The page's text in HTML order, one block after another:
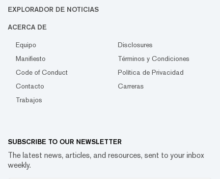
EXPLORADOR DE NOTICIAS
ACERCA DE
Equipo
Disclosures
Manifiesto
Términos y Condiciones
Code of Conduct
Política de Privacidad
Contacto
Carreras
Trabajos
SUBSCRIBE TO OUR NEWSLETTER
The latest news, articles, and resources, sent to your inbox
weekly.